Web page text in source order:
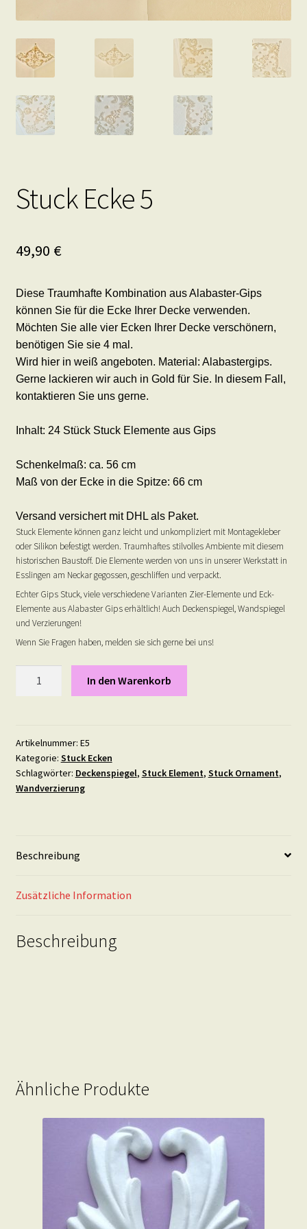
Stuck Ecke 5
49,90 €
Diese Traumhafte Kombination aus Alabaster-Gips
können Sie für die Ecke Ihrer Decke verwenden.
Möchten Sie alle vier Ecken Ihrer Decke verschönern,
benötigen Sie sie 4 mal.
Wird hier in weiß angeboten. Material: Alabastergips.
Gerne lackieren wir auch in Gold für Sie. In diesem Fall,
kontaktieren Sie uns gerne.
Inhalt: 24 Stück Stuck Elemente aus Gips
Schenkelmaß: ca. 56 cm
Maß von der Ecke in die Spitze: 66 cm
Versand versichert mit DHL als Paket.
Stuck Elemente können ganz leicht und unkompliziert mit Montagekleber
oder Silikon befestigt werden. Traumhaftes stilvolles Ambiente mit diesem
historischen Baustoff. Die Elemente werden von uns in unserer Werkstatt in
Esslingen am Neckar gegossen, geschliffen und verpackt.
Echter Gips Stuck, viele verschiedene Varianten Zier-Elemente und Eck-
Elemente aus Alabaster Gips erhältlich! Auch Deckenspiegel, Wandspiegel
und Verzierungen!
Wenn Sie Fragen haben, melden sie sich gerne bei uns!
In den Warenkorb
Artikelnummer: E5
Kategorie: Stuck Ecken
Schlagwörter: Deckenspiegel, Stuck Element, Stuck Ornament,
Wandverzierung
Beschreibung
Zusätzliche Information
Beschreibung
Ähnliche Produkte